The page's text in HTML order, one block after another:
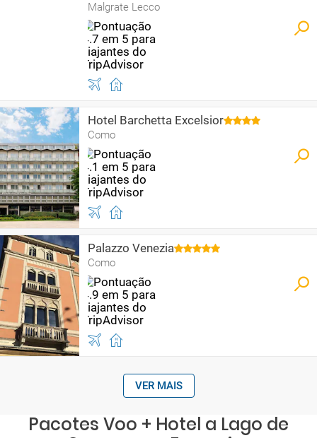
Malgrate Lecco
Hotel Barchetta Excelsior
Como
Palazzo Venezia
Como
VER MAIS
Pacotes Voo + Hotel a Lago de